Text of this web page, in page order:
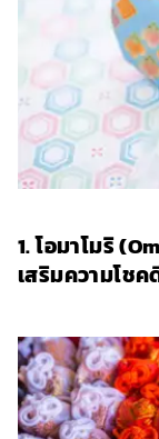
1. โอมาโมริ
เสริมความโชค